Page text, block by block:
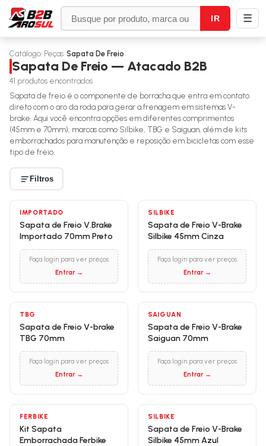
IR ☰
Catálogo Peças Sapata De Freio
Sapata De Freio — Atacado B2B
41 produtos encontrados
Sapata de freio é o componente de borracha que entra em contato
direto com o aro da roda para gerar a frenagem em sistemas V-
brake. Aqui você encontra opções em diferentes comprimentos
(45mm e 70mm), marcas como Silbike, TBG e Saiguan, além de kits
emborrachados para manutenção e reposição em bicicletas com esse
tipo de freio.
Filtros
IMPORTADO
Sapata de Freio V.Brake
Importado 70mm Preto
Faça login para ver preços
Entrar →
SILBIKE
Sapata de Freio V-Brake
Silbike 45mm Cinza
Faça login para ver preços
Entrar →
TBG
Sapata de Freio V-brake
TBG 70mm
Faça login para ver preços
Entrar →
SAIGUAN
Sapata de Freio V-Brake
Saiguan 70mm
Faça login para ver preços
Entrar →
FERBIKE
Kit Sapata
Emborrachada Ferbike
SILBIKE
Sapata de Freio V-Brake
Silbike 45mm Azul